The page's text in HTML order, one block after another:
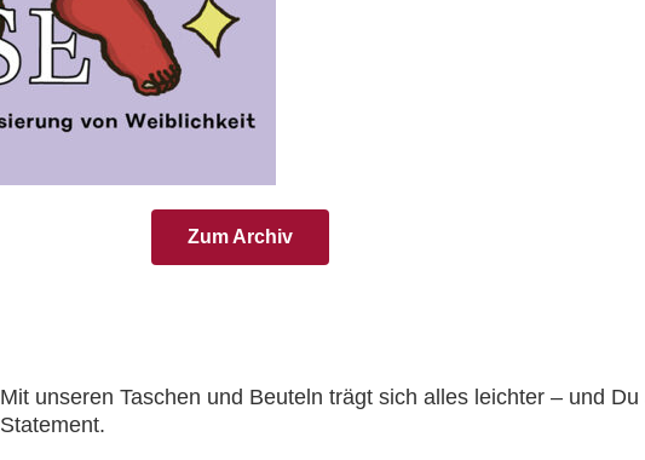
Zum Archiv
Mit unseren Taschen und Beuteln trägt sich alles leichter – und
Statement.